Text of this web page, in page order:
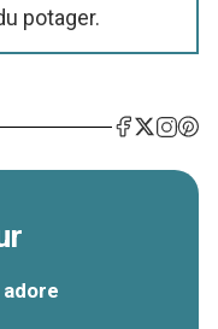
potager.
adore